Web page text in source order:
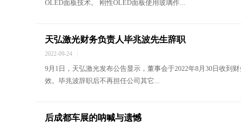
OLED面板技术。 刚性OLED面板使用玻璃作...
天弘激光财务负责人毕兆波先生辞职
2022-09-24
9月1日，天弘激光发布公告显示，董事会于2022年8月30日收到
效。毕兆波辞职后不再担任公司其它...
后成都车展的呐喊与遗憾